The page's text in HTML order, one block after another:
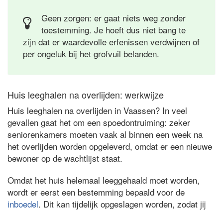
Geen zorgen: er gaat niets weg zonder
toestemming. Je hoeft dus niet bang te
zijn dat er waardevolle erfenissen verdwijnen of
per ongeluk bij het grofvuil belanden.
Huis leeghalen na overlijden: werkwijze
Huis leeghalen na overlijden in Vaassen? In veel
gevallen gaat het om een spoedontruiming: zeker
seniorenkamers moeten vaak al binnen een week na
het overlijden worden opgeleverd, omdat er een nieuwe
bewoner op de wachtlijst staat.
Omdat het huis helemaal leeggehaald moet worden,
wordt er eerst een bestemming bepaald voor de
inboedel. Dit kan tijdelijk opgeslagen worden, zodat jij